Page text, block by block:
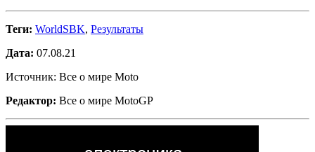
Теги: WorldSBK, Результаты
Дата: 07.08.21
Источник: Все о мире Moto
Редактор: Все о мире MotoGP